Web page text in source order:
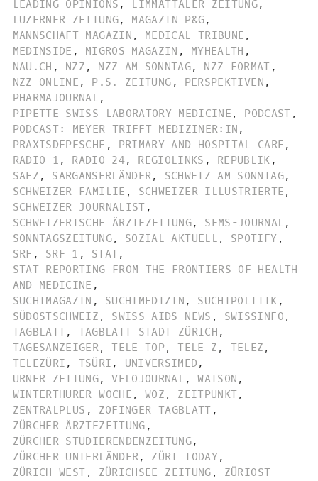
LEADING OPINIONS , LIMMATTALER ZEITUNG,
LUZERNER ZEITUNG, MAGAZIN P&G,
MANNSCHAFT MAGAZIN , MEDICAL TRIBUNE ,
MEDINSIDE , MIGROS MAGAZIN , MYHEALTH ,
NAU.CH , NZZ , NZZ AM SONNTAG, NZZ FORMAT ,
NZZ ONLINE , P.S. ZEITUNG , PERSPEKTIVEN ,
PHARMAJOURNAL ,
PIPETTE SWISS LABORATORY MEDICINE , PODCAST ,
PODCAST: MEYER TRIFFT MEDIZINER:IN ,
PRAXISDEPESCHE , PRIMARY AND HOSPITAL CARE ,
RADIO 1 , RADIO 24, REGIOLINKS , REPUBLIK ,
SAEZ , SARGANSERLÄNDER, SCHWEIZ AM SONNTAG,
SCHWEIZER FAMILIE , SCHWEIZER ILLUSTRIERTE ,
SCHWEIZER JOURNALIST ,
SCHWEIZERISCHE ÄRZTEZEITUNG, SEMS-JOURNAL ,
SONNTAGSZEITUNG, SOZIAL AKTUELL , SPOTIFY ,
SRF , SRF 1 , STAT,
STAT REPORTING FROM THE FRONTIERS OF HEALTH
AND MEDICINE ,
SUCHTMAGAZIN , SUCHTMEDIZIN , SUCHTPOLITIK ,
SÜDOSTSCHWEIZ , SWISS AIDS NEWS , SWISSINFO ,
TAGBLATT, TAGBLATT STADT ZÜRICH ,
TAGESANZEIGER, TELE TOP, TELE Z , TELEZ ,
TELEZÜRI , TSÜRI , UNIVERSIMED ,
URNER ZEITUNG, VELOJOURNAL , WATSON ,
WINTERTHURER WOCHE , WOZ , ZEITPUNKT,
ZENTRALPLUS , ZOFINGER TAGBLATT ,
ZÜRCHER ÄRZTEZEITUNG ,
ZÜRCHER STUDIERENDENZEITUNG,
ZÜRCHER UNTERLÄNDER, ZÜRI TODAY,
ZÜRICH WEST , ZÜRICHSEE-ZEITUNG , ZÜRIOST